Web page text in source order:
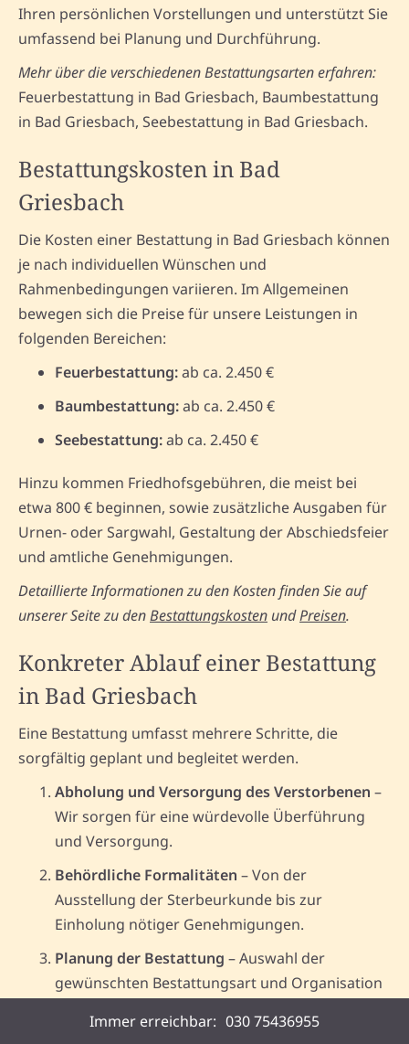
Ihren persönlichen Vorstellungen und unterstützt Sie
umfassend bei Planung und Durchführung.
Mehr über die verschiedenen Bestattungsarten erfahren:
Feuerbestattung in Bad Griesbach, Baumbestattung
in Bad Griesbach, Seebestattung in Bad Griesbach.
Bestattungskosten in Bad
Griesbach
Die Kosten einer Bestattung in Bad Griesbach können
je nach individuellen Wünschen und
Rahmenbedingungen variieren. Im Allgemeinen
bewegen sich die Preise für unsere Leistungen in
folgenden Bereichen:
Feuerbestattung:ab ca. 2.450 €
Baumbestattung:ab ca. 2.450 €
Seebestattung:ab ca. 2.450 €
Hinzu kommen Friedhofsgebühren, die meist bei
etwa 800 € beginnen, sowie zusätzliche Ausgaben für
Urnen- oder Sargwahl, Gestaltung der Abschiedsfeier
und amtliche Genehmigungen.
Detaillierte Informationen zu den Kosten finden Sie auf
unserer Seite zu denBestattungskosten undPreisen.
Konkreter Ablauf einer Bestattung
in Bad Griesbach
Eine Bestattung umfasst mehrere Schritte, die
sorgfältig geplant und begleitet werden.
Abholung und Versorgung des Verstorbenen –
Wir sorgen für eine würdevolle Überführung
und Versorgung.
Behördliche Formalitäten – Von der
Ausstellung der Sterbeurkunde bis zur
Einholung nötiger Genehmigungen.
Planung der Bestattung – Auswahl der
gewünschten Bestattungsart und Organisation
Immer erreichbar: 030 75436955